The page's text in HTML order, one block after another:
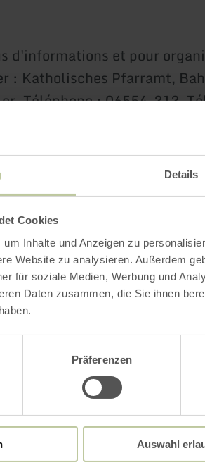
Details
Cookies
Inhalte und Anzeigen zu
Website zu analysieren. Außerdem
für soziale Medien, Werbung und
Daten zusammen, die Sie ihnen
Präferenzen
Auswahl
d'informations et pour
: Katholisches Pfarramt,
Téléphone : 06554-313,
Plus
d'ouverture